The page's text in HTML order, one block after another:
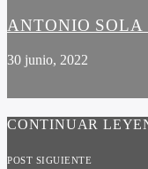
ANTONIO SOLA
30 junio, 2022
CONTINUAR
POST SIGUIENTE